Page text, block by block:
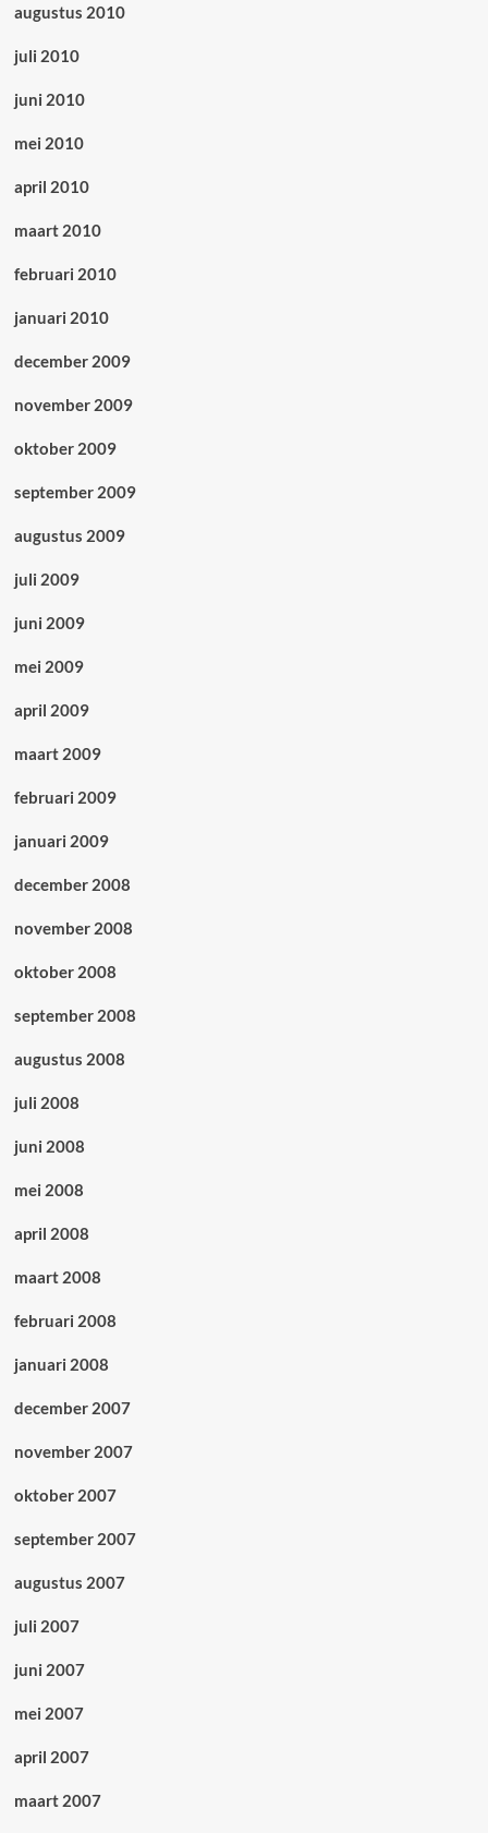
augustus 2010
juli 2010
juni 2010
mei 2010
april 2010
maart 2010
februari 2010
januari 2010
december 2009
november 2009
oktober 2009
september 2009
augustus 2009
juli 2009
juni 2009
mei 2009
april 2009
maart 2009
februari 2009
januari 2009
december 2008
november 2008
oktober 2008
september 2008
augustus 2008
juli 2008
juni 2008
mei 2008
april 2008
maart 2008
februari 2008
januari 2008
december 2007
november 2007
oktober 2007
september 2007
augustus 2007
juli 2007
juni 2007
mei 2007
april 2007
maart 2007